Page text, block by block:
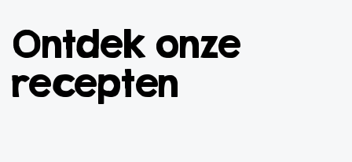
Ontdek onze
recepten